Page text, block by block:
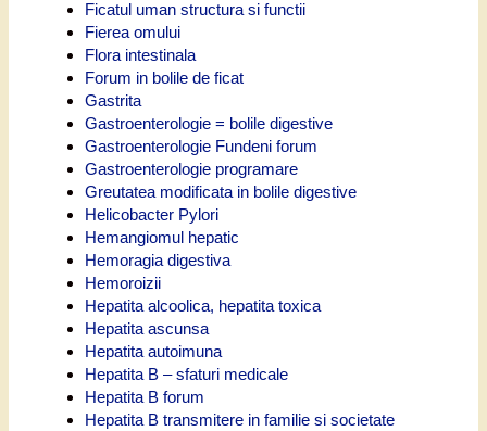
Ficatul uman structura si functii
Fierea omului
Flora intestinala
Forum in bolile de ficat
Gastrita
Gastroenterologie = bolile digestive
Gastroenterologie Fundeni forum
Gastroenterologie programare
Greutatea modificata in bolile digestive
Helicobacter Pylori
Hemangiomul hepatic
Hemoragia digestiva
Hemoroizii
Hepatita alcoolica, hepatita toxica
Hepatita ascunsa
Hepatita autoimuna
Hepatita B – sfaturi medicale
Hepatita B forum
Hepatita B transmitere in familie si societate